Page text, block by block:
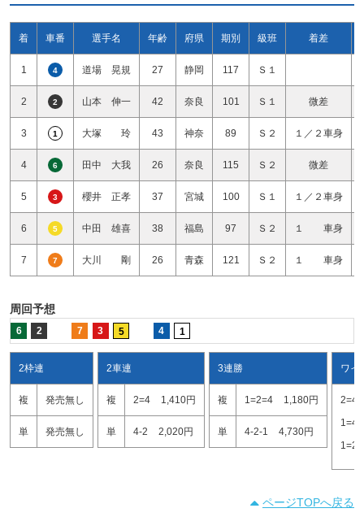
着 車番 選手名 年齢 府県 期別 級班 着差
1 4 道場 晃規 27 静岡 117 Ｓ１
2 2 山本 伸一 42 奈良 101 Ｓ１ 微差
3 1 大塚 玲 43 神奈 89 Ｓ２ １／２車身
4 6 田中 大我 26 奈良 115 Ｓ２ 微差
5 3 櫻井 正孝 37 宮城 100 Ｓ１ １／２車身
6 5 中田 雄喜 38 福島 97 Ｓ２ １ 車身
7 7 大川 剛 26 青森 121 Ｓ２ １ 車身
周回予想
6 2 7 3 5 4 1
2枠連
複 発売無し
単 発売無し
2車連
複 2=4 1,410円
単 4-2 2,020円
3連勝
複 1=2=4 1,180円
単 4-2-1 4,730円
ワイ
2=4
1=4
1=2
ページTOPへ戻る